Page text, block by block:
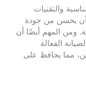
والتقنيات
أن يحسن من جودة
ومن المهم أيضًا أن
الفعالة
مما يحافظ على